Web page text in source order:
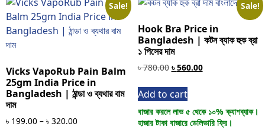
Sale!
Vicks VapoRub Pain Balm
25gm India Price in
Bangladesh | ঠান্ডা ও ব্যথার বাম
দাম
৳ 199.00 – ৳ 320.00
Sale!
Hook Bra Price in
Bangladesh | কটন ব্যাক হুক ব্রা
১ পিসের দাম
৳780.00 ৳560.00
Add to cart
বাজার করলে লাভ ৫ থেকে ১০% ক্যাশব্যাক।
হাজার টাকা বাজারে ডেলিভারি ফ্রি।